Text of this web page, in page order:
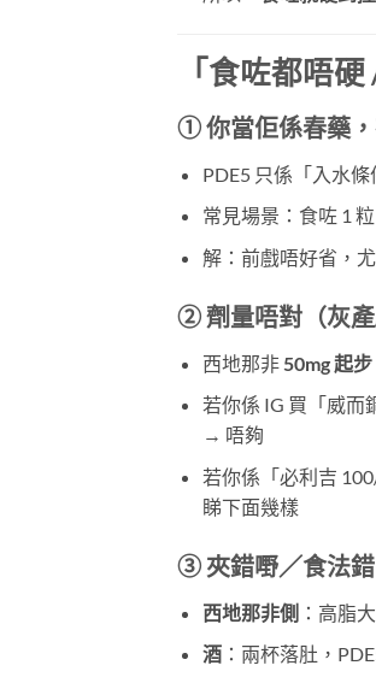
「食咗都唔
① 你當佢係春藥
PDE5 只係「入水
常見場景：食咗 1
解：前戲唔好省，
② 劑量唔對（灰產
西地那非50mg 起步
若你係 IG 買「威而
→ 唔夠
若你係「必利吉
睇下面幾樣
③ 夾錯嘢／食法錯
西地那非側 ：高脂
酒：兩杯落肚，